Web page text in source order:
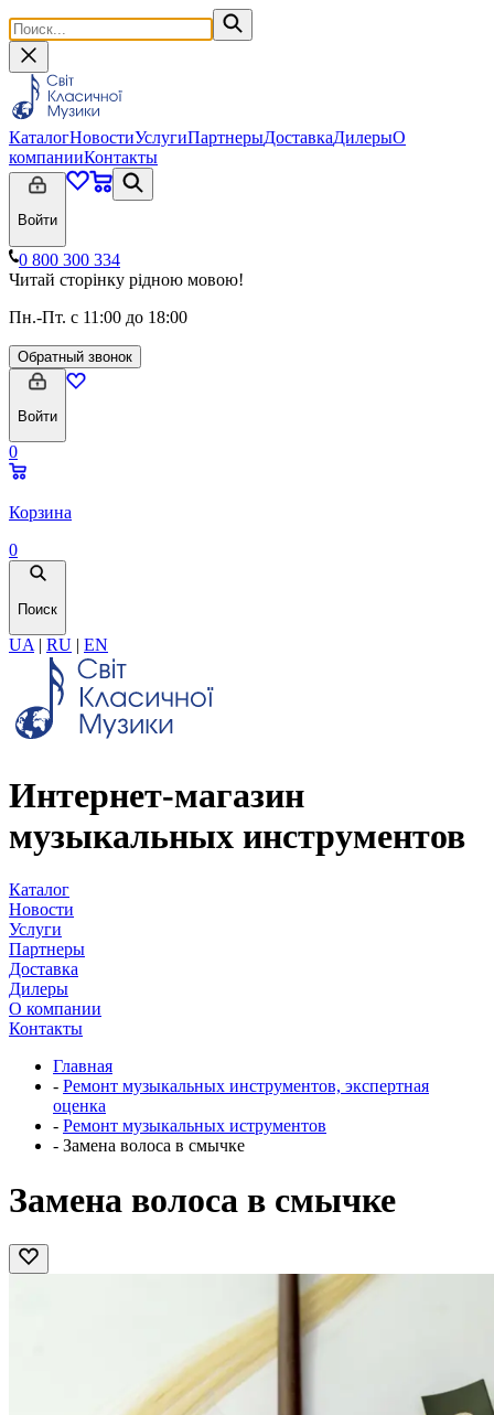
КаталогНовостиУслугиПартнерыДоставкаДилерыО
компанииКонтакты
Войти
0 800 300 334
Читай сторінку рідною мовою!
Пн.-Пт. с 11:00 до 18:00
Обратный звонок
Войти
0
Корзина
0
Поиск
UA | RU | EN
Интернет-магазин
музыкальных инструментов
Каталог
Новости
Услуги
Партнеры
Доставка
Дилеры
О компании
Контакты
Главная
- Ремонт музыкальных инструментов, экспертная
оценка
- Ремонт музыкальных иструментов
- Замена волоса в смычке
Замена волоса в смычке